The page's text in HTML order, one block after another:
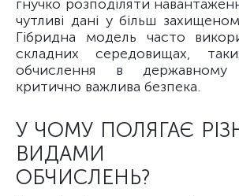
гнучко розподіляти
чутливі дані у більш
Гібридна модель часто
складних середовищах,
обчислення в державному
критично важлива безпека.
У ЧОМУ ПОЛЯГАЄ
ВИДАМИ
ОБЧИСЛЕНЬ?